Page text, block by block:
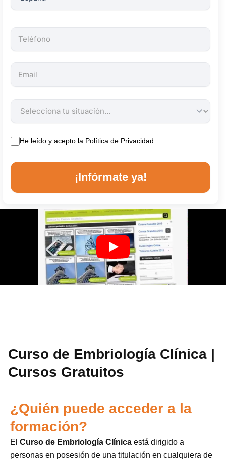
He leído y acepto la Política de Privacidad
¡Infórmate ya!
Curso de Embriología Clínica |
Cursos Gratuitos
¿Quién puede acceder a la
formación?
El Curso de Embriología Clínica está dirigido a
personas en posesión de una titulación en cualquiera de